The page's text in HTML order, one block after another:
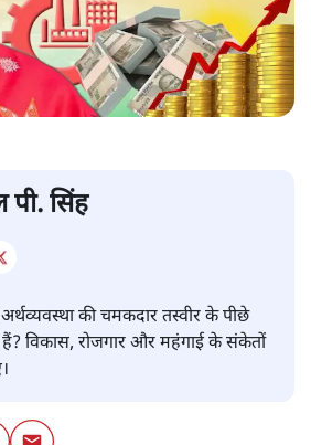
पी. सिंह
की चमकदार तस्वीर के पीछे
विकास, रोजगार और महंगाई के संकेतों